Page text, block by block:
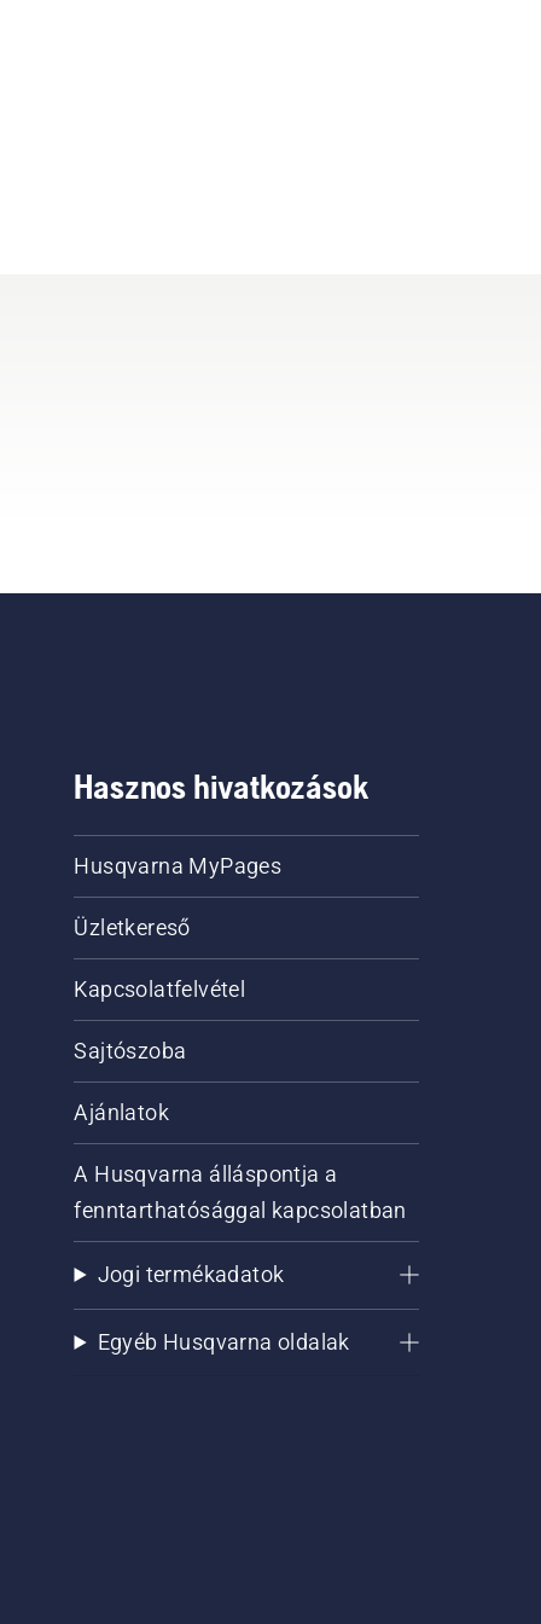
Hasznos hivatkozások
Husqvarna MyPages
Üzletkereső
Kapcsolatfelvétel
Sajtószoba
Ajánlatok
A Husqvarna álláspontja a
fenntarthatósággal kapcsolatban
Jogi termékadatok
Egyéb Husqvarna oldalak